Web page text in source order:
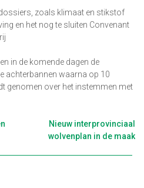
zoals klimaat en stikstof
en het nog te sluiten Convenant
in de komende dagen de
achterbannen waarna op 10
genomen over het instemmen met
Nieuw interprovinciaal
wolvenplan in de maak